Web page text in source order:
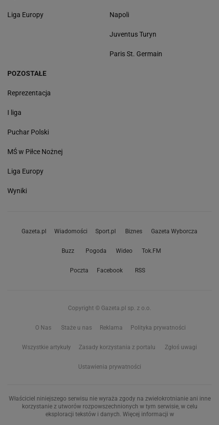
Liga Europy Napoli
Juventus Turyn
Paris St. Germain
POZOSTAŁE
Reprezentacja
I liga
Puchar Polski
MŚ w Piłce Nożnej
Liga Europy
Wyniki
Gazeta.pl Wiadomości Sport.pl Biznes Gazeta Wyborcza
Buzz Pogoda Wideo Tok.FM
Poczta Facebook RSS
Copyright © Gazeta.pl sp. z o.o.
O Nas Staże u nas Reklama Polityka prywatności
Wszystkie artykuły Zasady korzystania z portalu Zgłoś uwagi
Ustawienia prywatności
Właściciel niniejszego serwisu nie wyraża zgody na zwielokrotnianie ani inne
korzystanie z utworów rozpowszechnionych w tym serwisie, w celu
eksploracji tekstów i danych. Więcej informacji w